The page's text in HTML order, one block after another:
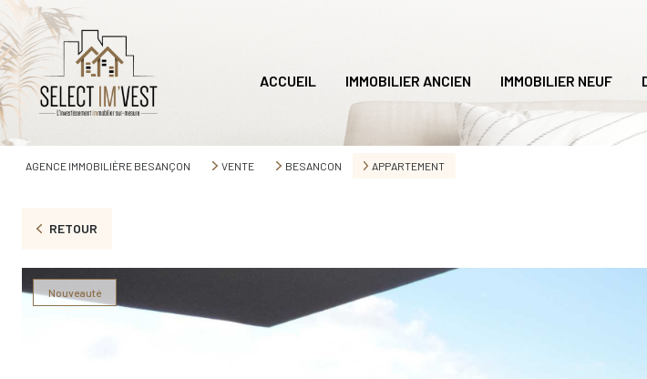
ACCUEIL IMMOBILIER ANCIEN IMMOBILIER NEUF
AGENCE IMMOBILIÈRE BESANÇON VENTE BESANCON APPARTEMENT
RETOUR
Nouveauté